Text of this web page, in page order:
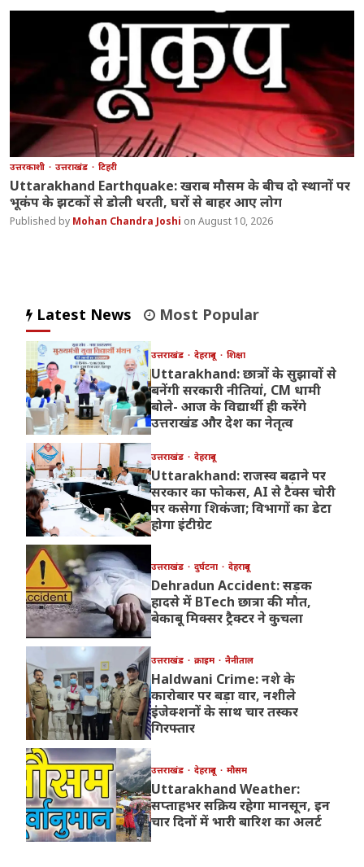
उत्तरकाशी उत्तराखंड टिहरी
Uttarakhand Earthquake: खराब मौसम के बीच दो स्थानों पर
भूकंप के झटकों से डोली धरती, घरों से बाहर आए लोग
Mohan Chandra Joshi August 10, 2026
Latest News Most Popular
उत्तराखंड देहरादून शिक्षा
Uttarakhand: छात्रों के सुझावों से
बनेंगी सरकारी नीतियां, CM धामी
बोले- आज के विद्यार्थी ही करेंगे
उत्तराखंड और देश का नेतृत्व
उत्तराखंड देहरादून
Uttarakhand: राजस्व बढ़ाने पर
सरकार का फोकस, AI से टैक्स चोरी
पर कसेगा शिकंजा; विभागों का डेटा
होगा इंटीग्रेट
उत्तराखंड दुर्घटना देहरादून
Dehradun Accident: सड़क
हादसे में BTech छात्रा की मौत,
बेकाबू मिक्सर ट्रैक्टर ने कुचला
उत्तराखंड क्राइम नैनीताल
Haldwani Crime: नशे के
कारोबार पर बड़ा वार, नशीले
इंजेक्शनों के साथ चार तस्कर
गिरफ्तार
उत्तराखंड देहरादून मौसम
Uttarakhand Weather:
सप्ताहभर सक्रिय रहेगा मानसून, इन
चार दिनों में भारी बारिश का अलर्ट